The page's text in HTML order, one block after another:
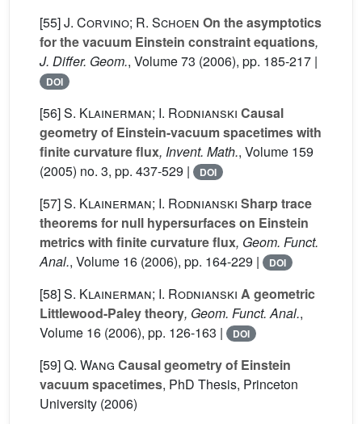
[55]J. Corvino; R. Schoen On the asymptotics
for the vacuum Einstein constraint equations,
J. Differ. Geom., Volume 73 (2006), pp. 185-217 |
DOI
[56]S. Klainerman; I. Rodnianski Causal
geometry of Einstein-vacuum spacetimes with
finite curvature flux, Invent. Math., Volume 159
(2005) no. 3, pp. 437-529 |
DOI
[57]S. Klainerman; I. Rodnianski Sharp trace
theorems for null hypersurfaces on Einstein
metrics with finite curvature flux, Geom. Funct.
Anal., Volume 16 (2006), pp. 164-229 | DOI
[58]S. Klainerman; I. Rodnianski A geometric
Littlewood-Paley theory, Geom. Funct. Anal.,
Volume 16 (2006), pp. 126-163 | DOI
[59]Q. Wang Causal geometry of Einstein
vacuum spacetimes, PhD Thesis, Princeton
University (2006)